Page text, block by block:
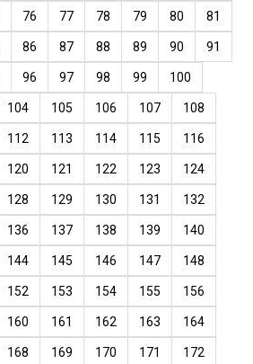
76 77 78 79 80 81
86 87 88 89 90 91
96 97 98 99 100
104 105 106 107 108
112 113 114 115 116
120 121 122 123 124
128 129 130 131 132
136 137 138 139 140
144 145 146 147 148
152 153 154 155 156
160 161 162 163 164
168 169 170 171 172